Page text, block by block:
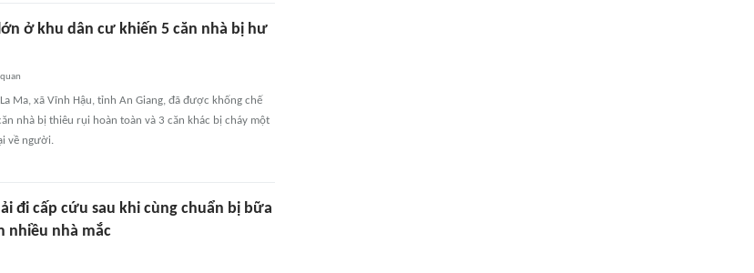
ở khu dân cư khiến 5 căn nhà bị hư
Ma, xã Vĩnh Hậu, tỉnh An Giang, đã được khống chế
nhà bị thiêu rụi hoàn toàn và 3 căn khác bị cháy một
về người.
đi cấp cứu sau khi cùng chuẩn bị bữa
nhiều nhà mắc